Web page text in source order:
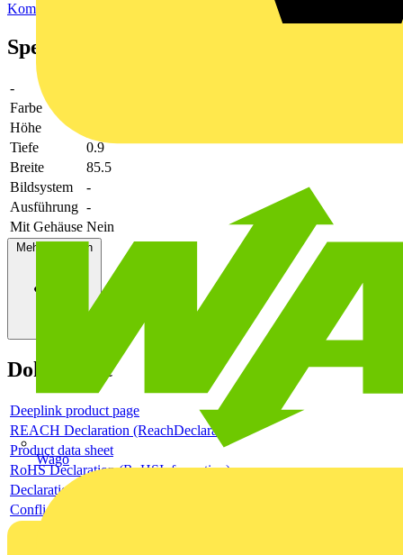
Wago
Kommunikationstechnik/Komponenten und Systeme
Spezifikationen
-
Farbe
Höhe
Tiefe
0.9
Breite
85.5
Bildsystem
-
Ausführung -
Mit Gehäuse Nein
Mehr anzeigen
Dokumente
Deeplink product page
REACH Declaration (ReachDeclaration)
Product data sheet
RoHS Declaration (RoHSInformation)
Declaration of Conformity - CE (DecConCe)
Conflict Minerals Reporting Template (CMRT) (ConMinRepTem)